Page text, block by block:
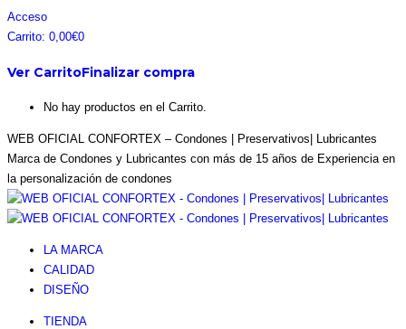
Saltar
al
Facebook
page
in
Instagram
page
in
Pinterest
page
in
Twitter
page
in
Acceso
Carrito: 0,00€0
Ver CarritoFinalizar compra
No hay productos en el Carrito.
WEB OFICIAL CONFORTEX – Condones | Preservativos| Lubricantes
Marca de Condones y Lubricantes con más de 15 años de Experiencia en
la personalización de condones
LA MARCA
CALIDAD
DISEÑO
TIENDA